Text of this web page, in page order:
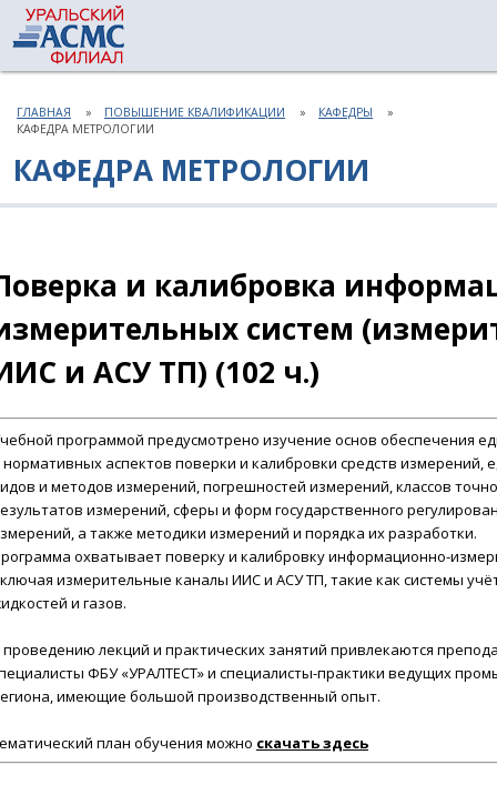
ГЛАВНАЯ ПОВЫШЕНИЕ КВАЛИФИКАЦИИ
КАФЕДРЫ
КАФЕДРА МЕТРОЛОГИИ
КАФЕДРА МЕТРОЛОГИИ
и калибровка
систем
и АСУ ТП) (102 ч.)
программой предусмотрено изучение основ обеспечения
нормативных аспектов поверки и калибровки средств измерений,
и методов измерений, погрешностей измерений, классов
измерений, сферы и форм государственного
а также методики измерений и порядка их разработки.
охватывает поверку и калибровку информационно-
измерительные каналы ИИС и АСУ ТП, такие как системы
и газов.
проведению лекций и практических занятий привлекаются
ФБУ «УРАЛТЕСТ» и специалисты-практики ведущих
имеющие большой производственный опыт.
план обучения можно скачатьздесь